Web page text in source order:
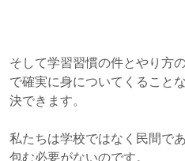
そして学習習慣の件とやり方
で確実に身についてくること
決できます。
私たちは学校ではなく民間で
包む必要がないのです。